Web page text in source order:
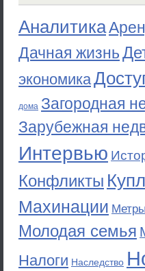
Аналитика
Дачная жизнь
экономика
дома Загородная
Зарубежная
Интервью
Конфликты
Махинации
Молодая семья
Налоги Наследство